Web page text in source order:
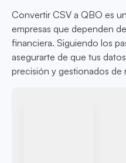
Convertir CSV a QBO es
empresas que dependen
financiera. Siguiendo los
asegurarte de que tus
precisión y gestionados de